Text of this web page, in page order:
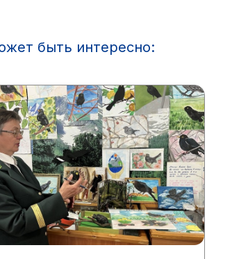
быть интересно: